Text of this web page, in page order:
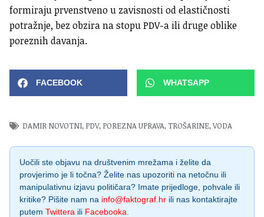
formiraju prvenstveno u zavisnosti od elastičnosti
potražnje, bez obzira na stopu PDV-a ili druge oblike
poreznih davanja.
FACEBOOK WHATSAPP
DAMIR NOVOTNI, PDV, POREZNA UPRAVA,TROŠARINE,VODA
Uočili ste objavu na društvenim mrežama i želite da
provjerimo je li točna? Želite nas upozoriti na netočnu ili
manipulativnu izjavu političara? Imate prijedloge, pohvale ili
kritike? Pišite nam na info@faktograf.hr ili nas kontaktirajte
putem Twittera ili Facebooka